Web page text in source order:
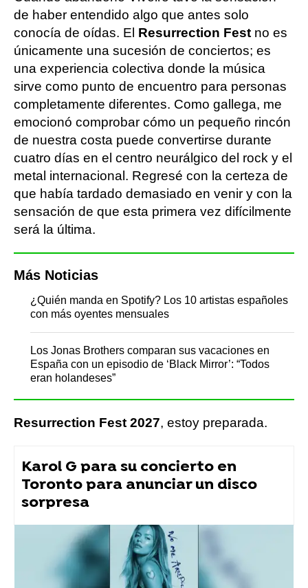
de haber entendido algo que antes solo
conocía de oídas. El Resurrection Fest no es
únicamente una sucesión de conciertos; es
una experiencia colectiva donde la música
sirve como punto de encuentro para personas
completamente diferentes. Como gallega, me
emocionó comprobar cómo un pequeño rincón
de nuestra costa puede convertirse durante
cuatro días en el centro neurálgico del rock y el
metal internacional. Regresé con la certeza de
que había tardado demasiado en venir y con la
sensación de que esta primera vez difícilmente
será la última.
Más Noticias
¿Quién manda en Spotify? Los 10 artistas españoles
con más oyentes mensuales
Los Jonas Brothers comparan sus vacaciones en
España con un episodio de ‘Black Mirror’: “Todos
eran holandeses”
Resurrection Fest 2027, estoy preparada.
Karol G para su concierto en
Toronto para anunciar un disco
sorpresa
Festivales de música